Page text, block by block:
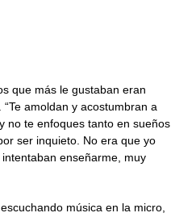
que más le gustaban eran
amoldan y acostumbran a
no te enfoques tanto en sueños
ser inquieto. No era que yo
enseñarme, muy
música en la micro,